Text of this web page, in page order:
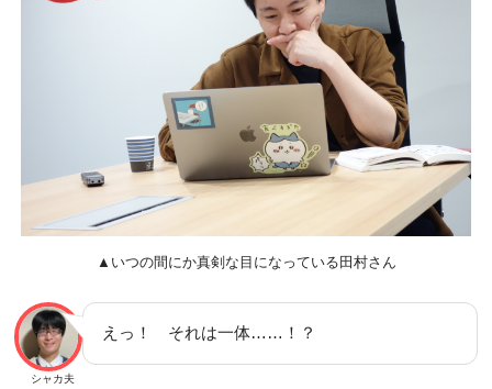
▲いつの間にか真剣な目になっている田村さん
シャカ夫
えっ！ それは一体……！？